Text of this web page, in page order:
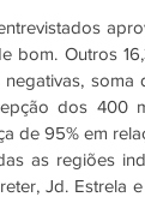
bom. Outros
dos 400
de 95% em
as regiões
Jd. Estrela